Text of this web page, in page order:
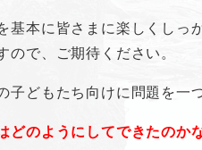
基本に皆さまに楽しくしっ
ので、ご期待ください。
子どもたち向けに問題を一
どのようにしてできたのか